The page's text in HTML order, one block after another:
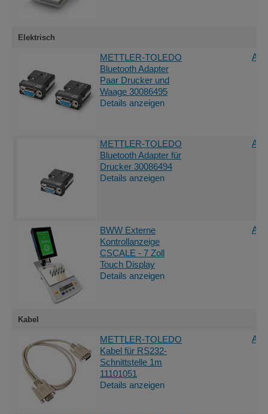
Elektrisch
METTLER-TOLEDO
Bluetooth Adapter
Paar Drucker und
Waage 30086495
Details anzeigen
METTLER-TOLEDO
Bluetooth Adapter für
Drucker 30086494
Details anzeigen
BWW Externe
Kontrollanzeige
CSCALE - 7 Zoll
Touch Display
Details anzeigen
Kabel
METTLER-TOLEDO
Kabel für RS232-
Schnittstelle 1m
11101051
Details anzeigen